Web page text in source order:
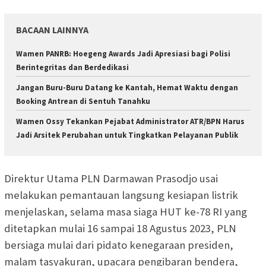
BACAAN LAINNYA
Wamen PANRB: Hoegeng Awards Jadi Apresiasi bagi Polisi
Berintegritas dan Berdedikasi
Jangan Buru-Buru Datang ke Kantah, Hemat Waktu dengan
Booking Antrean di Sentuh Tanahku
Wamen Ossy Tekankan Pejabat Administrator ATR/BPN Harus
Jadi Arsitek Perubahan untuk Tingkatkan Pelayanan Publik
Direktur Utama PLN Darmawan Prasodjo usai
melakukan pemantauan langsung kesiapan listrik
menjelaskan, selama masa siaga HUT ke-78 RI yang
ditetapkan mulai 16 sampai 18 Agustus 2023, PLN
bersiaga mulai dari pidato kenegaraan presiden,
malam tasyakuran, upacara pengibaran bendera,